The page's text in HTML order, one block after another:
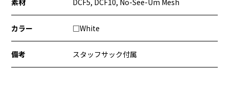
カラー □White
備考 スタッフサック付属